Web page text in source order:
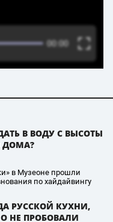
В ВОДУ С ВЫСОТЫ
ДОМА?
в Музеоне прошли
по хайдайвингу
РУССКОЙ КУХНИ,
НЕ ПРОБОВАЛИ